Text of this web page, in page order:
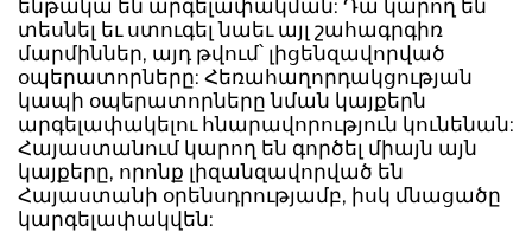
ենթակա են արգելափակման: Դա կարող են
տեսնել եւ ստուգել նաեւ այլ շահագրգիռ
մարմիններ, այդ թվում՝ լիցենզավորված
օպերատորները: Հեռահաղորդակցության
կապի օպերատորները նման կայքերն
արգելափակելու հնարավորություն կունենան:
Հայաստանում կարող են գործել միայն այն
կայքերը, որոնք լիզանզավորված են
Հայաստանի օրենսդրությամբ, իսկ մնացածը
կարգելափակվեն: